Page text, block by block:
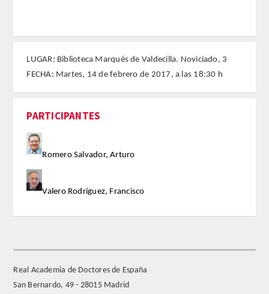
INGENIERíA
ARQUITECTURA Y BELLAS ARTES
VETERINARIA
LUGAR: Biblioteca Marqués de Valdecilla. Noviciado, 3
FECHA: Martes, 14 de febrero de 2017, a las 18:30 h
PARTICIPANTES
Romero Salvador, Arturo
Valero Rodríguez, Francisco
Real Academia de Doctores de España
San Bernardo, 49 - 28015 Madrid